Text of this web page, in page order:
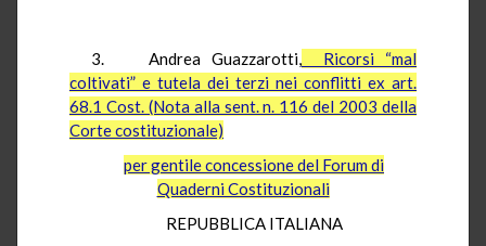
3. Andrea Guazzarotti,Ricorsi “mal
coltivati” e tutela dei terzi nei conflitti ex art.
68.1 Cost. (Nota alla sent. n. 116 del 2003 della
Corte costituzionale)
per gentile concessione del Forum di
Quaderni Costituzionali
REPUBBLICA ITALIANA